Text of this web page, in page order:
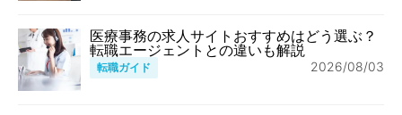
医療事務の求人サイトおすすめはどう選ぶ？
転職エージェントとの違いも解説
転職ガイド 2026/08/03